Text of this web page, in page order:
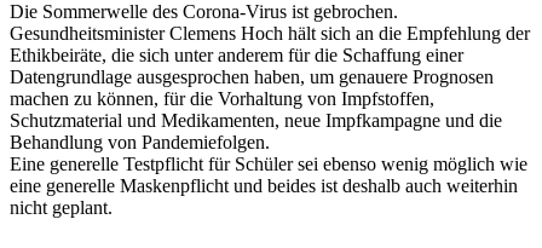
Die Sommerwelle des Corona-Virus ist gebrochen.
Gesundheitsminister Clemens Hoch hält sich an die Empfehlung der
Ethikbeiräte, die sich unter anderem für die Schaffung einer
Datengrundlage ausgesprochen haben, um genauere Prognosen
machen zu können, für die Vorhaltung von Impfstoffen,
Schutzmaterial und Medikamenten, neue Impfkampagne und die
Behandlung von Pandemiefolgen.
Eine generelle Testpflicht für Schüler sei ebenso wenig möglich wie
eine generelle Maskenpflicht und beides ist deshalb auch weiterhin
nicht geplant.